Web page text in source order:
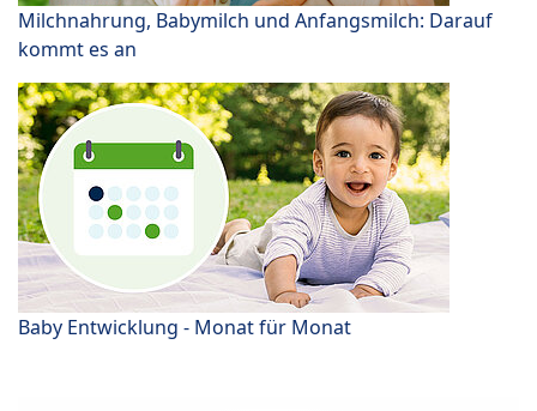
Milchnahrung, Babymilch und Anfangsmilch: Darauf
kommt es an
Baby Entwicklung - Monat für Monat